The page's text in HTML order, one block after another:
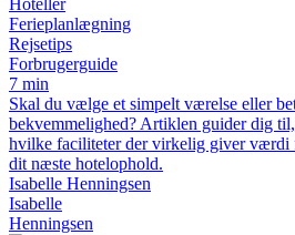
Hoteller
Ferieplanlægning
Rejsetips
Forbrugerguide
7 min
Skal du vælge et simpelt værelse eller
bekvemmelighed? Artiklen guider dig
hvilke faciliteter der virkelig giver værdi
dit næste hotelophold.
Isabelle Henningsen
Isabelle
Henningsen